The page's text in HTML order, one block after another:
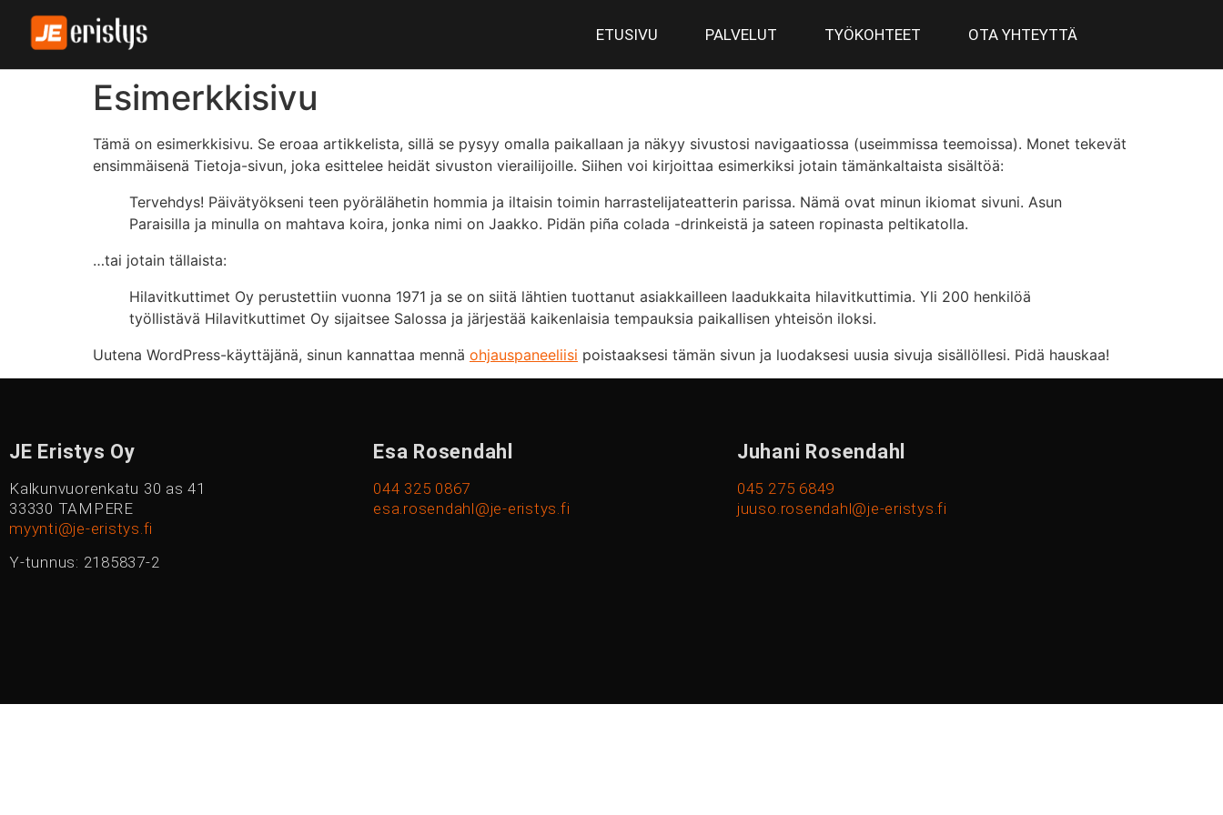
ETUSIVU PALVELUT TYÖKOHTEET OTA YHTEYTTÄ
Esimerkkisivu
Tämä on esimerkkisivu. Se eroaa artikkelista, sillä se pysyy omalla paikallaan ja näkyy sivustosi navigaatiossa (useimmissa teemoissa). Monet tekevät
ensimmäisenä Tietoja-sivun, joka esittelee heidät sivuston vierailijoille. Siihen voi kirjoittaa esimerkiksi jotain tämänkaltaista sisältöä:
Tervehdys! Päivätyökseni teen pyörälähetin hommia ja iltaisin toimin harrastelijateatterin parissa. Nämä ovat minun ikiomat sivuni. Asun
Paraisilla ja minulla on mahtava koira, jonka nimi on Jaakko. Pidän piña colada -drinkeistä ja sateen ropinasta peltikatolla.
…tai jotain tällaista:
Hilavitkuttimet Oy perustettiin vuonna 1971 ja se on siitä lähtien tuottanut asiakkailleen laadukkaita hilavitkuttimia. Yli 200 henkilöä
työllistävä Hilavitkuttimet Oy sijaitsee Salossa ja järjestää kaikenlaisia tempauksia paikallisen yhteisön iloksi.
Uutena WordPress-käyttäjänä, sinun kannattaa mennä ohjauspaneeliisi poistaaksesi tämän sivun ja luodaksesi uusia sivuja sisällöllesi. Pidä hauskaa!
JE Eristys Oy
Kalkunvuorenkatu 30 as 41
33330 TAMPERE
myynti@je-eristys.fi
Y-tunnus: 2185837-2
Esa Rosendahl
044 325 0867
esa.rosendahl@je-eristys.fi
Juhani Rosendahl
045 275 6849
juuso.rosendahl@je-eristys.fi